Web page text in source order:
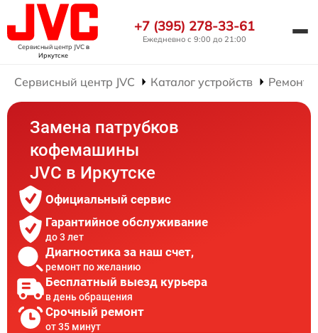
Сервисный центр JVCв
Иркутске
+7 (395) 278-33-61
Ежедневно с 9:00 до 21:00
Сервисный центр JVC Каталог устройств Ремонт
Замена патрубков
кофемашины
JVC в Иркутске
Официальный сервис
Гарантийное обслуживание
до 3 лет
Диагностика за наш счет,
ремонт по желанию
Бесплатный выезд курьера
в день обращения
Срочный ремонт
от 35 минут